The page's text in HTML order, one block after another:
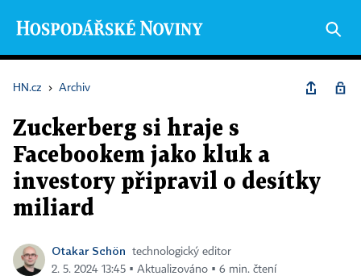
HN.cz › Archiv
Zuckerberg si hraje s
Facebookem jako kluk a
investory připravil o desítky
miliard
Otakar Schön
technologický editor
2. 5. 2024 13:45 ▪ Aktualizováno ▪ 6 min. čtení